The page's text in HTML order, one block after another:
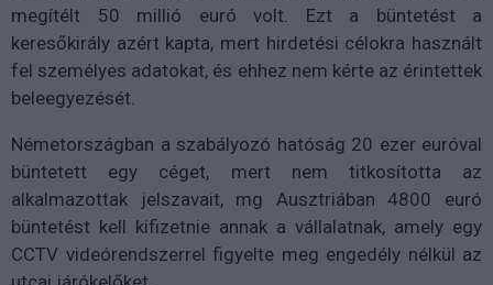
megítélt 50 millió euró volt. Ezt a büntetést a
keresőkirály azért kapta, mert hirdetési célokra használt
fel személyes adatokat, és ehhez nem kérte az érintettek
beleegyezését.
Németországban a szabályozó hatóság 20 ezer euróval
büntetett egy céget, mert nem titkosította az
alkalmazottak jelszavait, mg Ausztriában 4800 euró
büntetést kell kifizetnie annak a vállalatnak, amely egy
CCTV videórendszerrel figyelte meg engedély nélkül az